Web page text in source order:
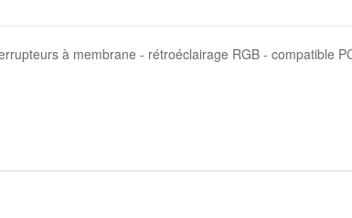
à membrane - rétroéclairage RGB - compatible